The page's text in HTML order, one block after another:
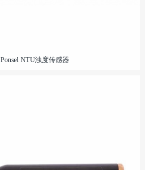
Ponsel NTU浊度传感器